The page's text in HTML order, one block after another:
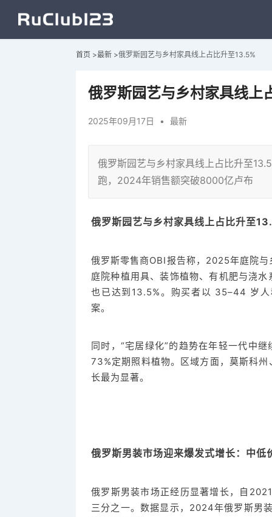
首页 >最新 >俄罗斯园艺与乡村家具线上占比升至13.5%
俄罗斯园艺与乡村家具线上
2025年09月17日 • 最新
俄罗斯园艺与乡村家具线上占比升至
跑，2024年销售额突破8000亿卢布
俄罗斯园艺与乡村家具线上占比升至
俄罗斯零售商OBI报告称，2025年庭院
庭院种植用具、装饰植物、有机肥与浇
也已达到13.5%。购买者以 35–44 岁
案。
同时，“宅居绿化”的趋势在年轻一代中
73%定期照料植物。区域方面，莫斯科
长最为显著。
俄罗斯男装市场迎来爆发式增长：中
俄罗斯男装市场正经历显著增长，自
三分之一。数据显示，2024年俄罗斯男